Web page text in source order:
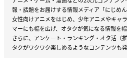
報・話題をお届けする情報メディア「にじめん
女性向けアニメをはじめ、少年アニメやキャ
マーにも幅を広げ、オタクが気になる情報を
さらに、アンケート・ランキング・オタ活（
タクがワクワク楽しめるようなコンテンツも発